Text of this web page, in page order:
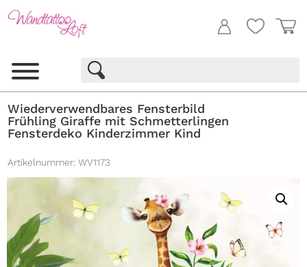
Wiederverwendbares Fensterbild
Frühling Giraffe mit Schmetterlingen
Fensterdeko Kinderzimmer Kind
Artikelnummer: WV1173